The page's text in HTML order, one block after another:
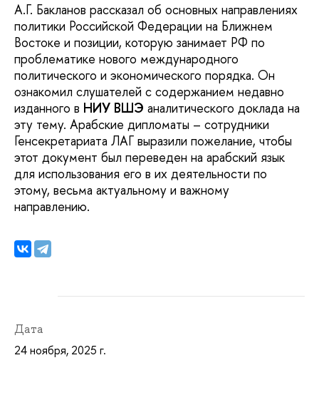
А.Г. Бакланов рассказал об основных направлениях
политики Российской Федерации на Ближнем
Востоке и позиции, которую занимает РФ по
проблематике нового международного
политического и экономического порядка. Он
ознакомил слушателей с содержанием недавно
изданного в НИУ ВШЭ аналитического доклада на
эту тему. Арабские дипломаты – сотрудники
Генсекретариата ЛАГ выразили пожелание, чтобы
этот документ был переведен на арабский язык
для использования его в их деятельности по
этому, весьма актуальному и важному
направлению.
Дата
24 ноября, 2025 г.